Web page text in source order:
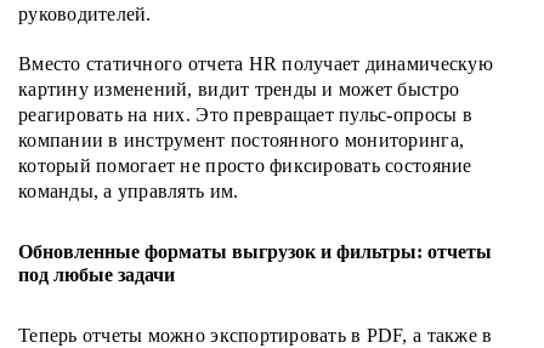
руководителей.
Вместо статичного отчета HR получает динамическую
картину изменений, видит тренды и может быстро
реагировать на них. Это превращает пульс-опросы в
компании в инструмент постоянного мониторинга,
который помогает не просто фиксировать состояние
команды, а управлять им.
Обновленные форматы выгрузок и фильтры: отчеты
под любые задачи
Теперь отчеты можно экспортировать в PDF, а также в